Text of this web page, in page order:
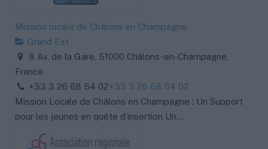
Mission locale de Châlons en Champagne
Grand Est
8 Av. de la Gare, 51000 Châlons-en-Champagne,
France
+33 3 26 68 54 02+33 3 26 68 54 02
Mission Locale de Châlons en Champagne : Un Support
pour les jeunes en quête d’insertion Un...